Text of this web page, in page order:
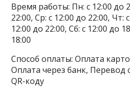
Время работы: Пн: с 12:00 до
22:00, Ср: с 12:00 до 22:00, Чт:
12:00 до 22:00, Сб: с 12:00 до
18:00
Способ оплаты: Оплата
Оплата через банк, Перевод
QR-коду